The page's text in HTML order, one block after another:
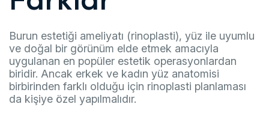
Burun estetiği ameliyatı (rinoplasti), yüz ile uyumlu
ve doğal bir görünüm elde etmek amacıyla
uygulanan en popüler estetik operasyonlardan
biridir. Ancak erkek ve kadın yüz anatomisi
birbirinden farklı olduğu için rinoplasti planlaması
da kişiye özel yapılmalıdır.